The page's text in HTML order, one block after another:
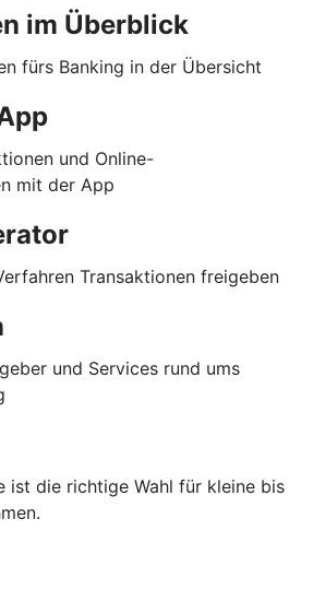
im Überblick
fürs Banking in der Übersicht
und Online-
mit der App
Transaktionen freigeben
und Services rund ums
ist die richtige Wahl für kleine bis